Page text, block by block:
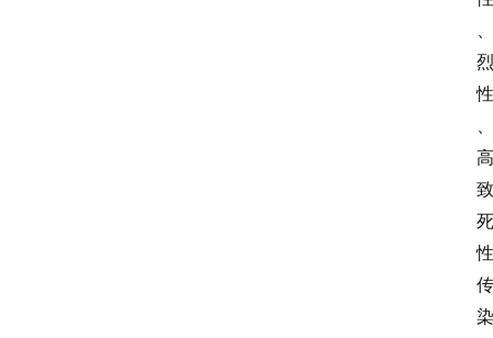
烈
性
高
致
死
性
传
染